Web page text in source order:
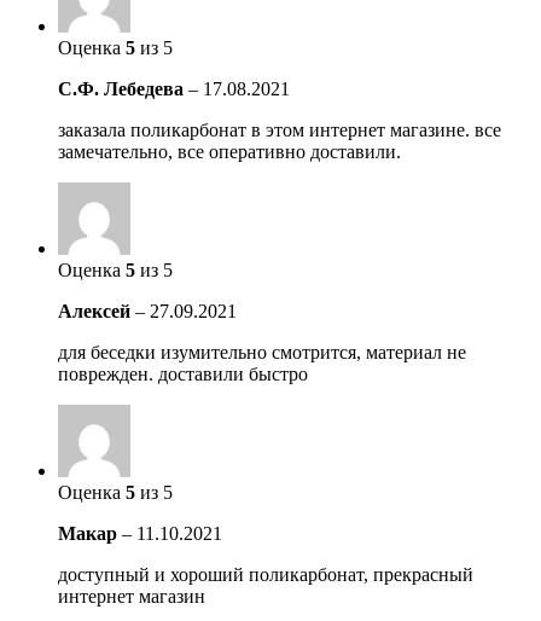
Оценка 5 из 5
С.Ф. Лебедева – 17.08.2021
заказала поликарбонат в этом интернет магазине. все
замечательно, все оперативно доставили.
Оценка 5 из 5
Алексей – 27.09.2021
для беседки изумительно смотрится, материал не
поврежден. доставили быстро
Оценка 5 из 5
Макар – 11.10.2021
доступный и хороший поликарбонат, прекрасный
интернет магазин